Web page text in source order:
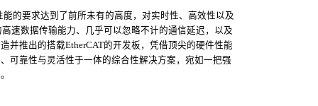
的要求达到了前所未有的高度，对实时性、高效性以及
速数据传输能力、几乎可以忽略不计的通信延迟，以及
并推出的搭载EtherCAT的开发板，凭借顶尖的硬件性能
可靠性与灵活性于一体的综合性解决方案，宛如一把强